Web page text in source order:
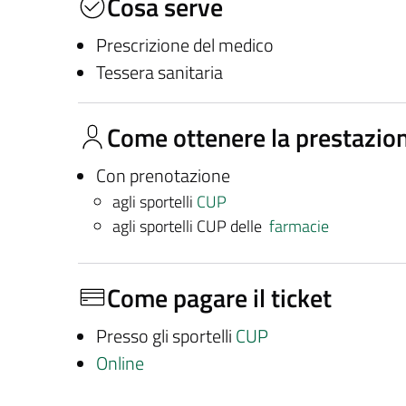
Prescrizione del medico
Tessera sanitaria
Come ottenere la
Con prenotazione
agli sportelli CUP
agli sportelli CUP delle farmacie
Come pagare il ticket
Presso gli sportelli CUP
Online